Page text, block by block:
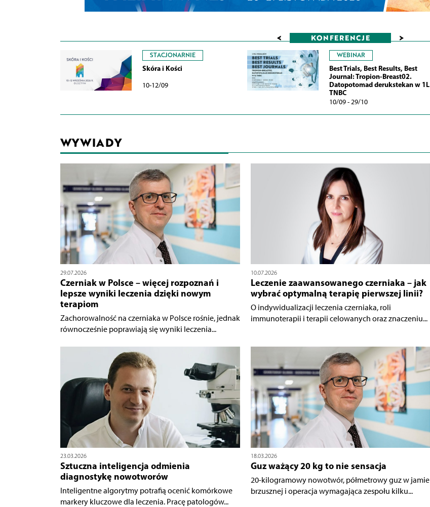
< KONFERENCJE >
STACJONARNIE
Skóra i Kości
10-12/09
WEBINAR
Best Trials, Best Results, Best
Journal: Tropion-Breast02.
Datopotomad derukstekan w 1L
TNBC
10/09 - 29/10
WYWIADY
29.07.2026
Czerniak w Polsce – więcej rozpoznań i
lepsze wyniki leczenia dzięki nowym
terapiom
Zachorowalność na czerniaka w Polsce rośnie, jednak
równocześnie poprawiają się wyniki leczenia...
10.07.2026
Leczenie zaawansowanego czerniaka – jak
wybrać optymalną terapię pierwszej linii?
O indywidualizacji leczenia czerniaka, roli
immunoterapii i terapii celowanych oraz znaczeniu...
23.03.2026
Sztuczna inteligencja odmienia
diagnostykę nowotworów
Inteligentne algorytmy potrafią ocenić komórkowe
markery kluczowe dla leczenia. Pracę patologów...
18.03.2026
Guz ważący 20 kg to nie sensacja
20-kilogramowy nowotwór, półmetrowy guz w jamie
brzusznej i operacja wymagająca zespołu kilku...